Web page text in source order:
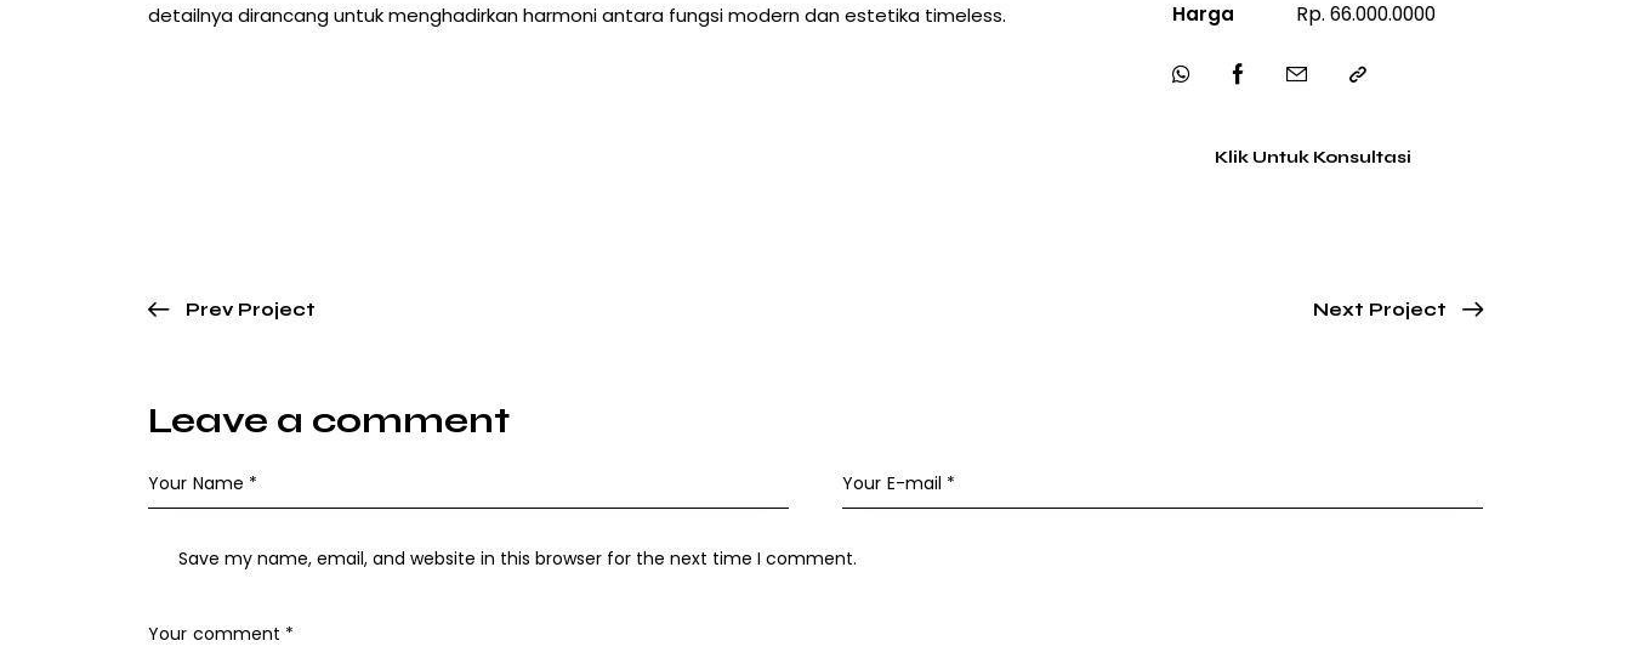
detailnya dirancang untuk menghadirkan harmoni antara fungsi modern dan estetika timeless.
Harga
Rp. 66.000.0000
Klik Untuk Konsultasi
Prev Project Next Project
Leave a comment
Save my name, email, and website in this browser for the next time I comment.